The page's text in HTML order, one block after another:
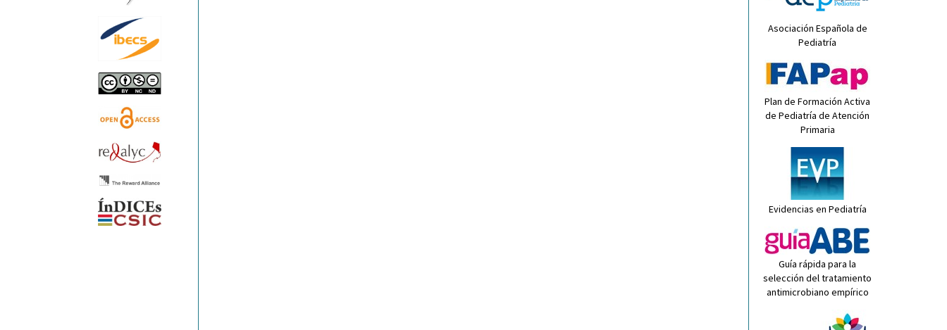
Asociación Española de
Pediatría
Plan de Formación Activa
de Pediatría de Atención
Primaria
Evidencias en Pediatría
Guía rápida para la
selección del tratamiento
antimicrobiano empírico